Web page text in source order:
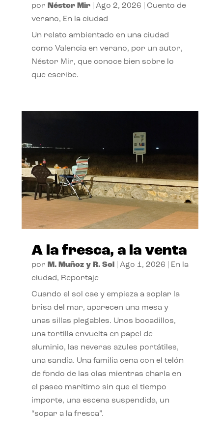
por Néstor Mir| Ago 2, 2026
Cuento de
verano, En la ciudad
Un relato ambientado en una ciudad
como Valencia en verano, por un autor,
Néstor Mir, que conoce bien sobre lo
que escribe.
A la fresca, a la venta
por M. Muñoz y R. Sol| Ago 1, 2026
En la
ciudad, Reportaje
Cuando el sol cae y empieza a soplar la
brisa del mar, aparecen una mesa y
unas sillas plegables. Unos bocadillos,
una tortilla envuelta en papel de
aluminio, las neveras azules portátiles,
una sandía. Una familia cena con el telón
de fondo de las olas mientras charla en
el paseo marítimo sin que el tiempo
importe, una escena suspendida, un
“sopar a la fresca”.